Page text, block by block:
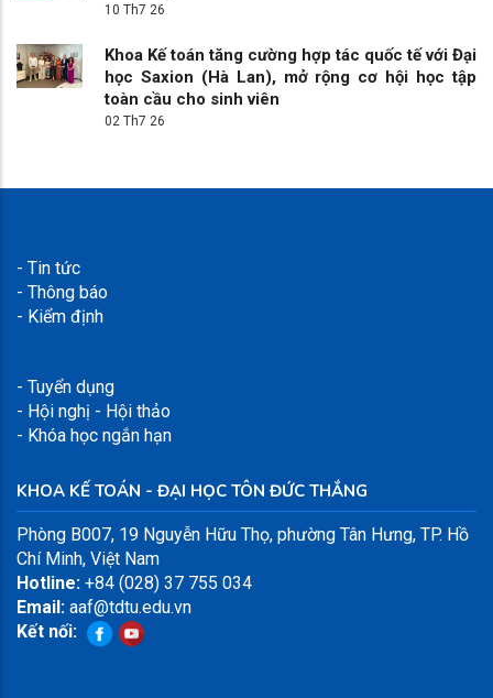
10 Th7 26
Khoa Kế toán tăng cường hợp tác quốc tế với Đại
học Saxion (Hà Lan), mở rộng cơ hội học tập
toàn cầu cho sinh viên
02 Th7 26
- Tin tức
- Thông báo
- Kiểm định
- Tuyển dụng
- Hội nghị - Hội thảo
- Khóa học ngắn hạn
KHOA KẾ TOÁN - ĐẠI HỌC TÔN ĐỨC THẮNG
Phòng B007, 19 Nguyễn Hữu Thọ, phường Tân Hưng, TP. Hồ
Chí Minh, Việt Nam
Hotline: +84 (028) 37 755 034
Email: aaf@tdtu.edu.vn
Kết nối: